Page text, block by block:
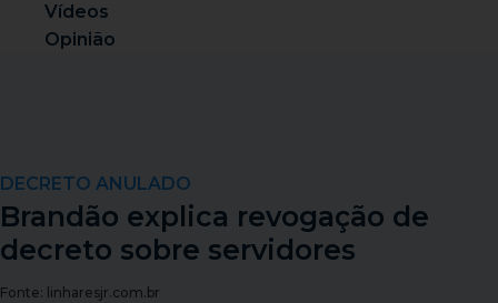
Vídeos
Opinião
DECRETO ANULADO
Brandão explica revogação de
decreto sobre servidores
Fonte: linharesjr.com.br